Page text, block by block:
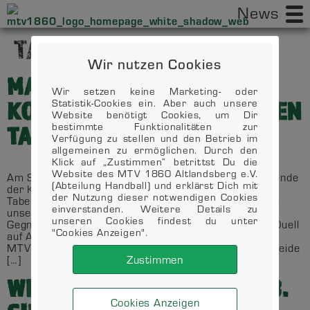
News
TAG:
MANGELNDE
KOMMUNIKATION GEGEN DEN
TABELLENFÜHRER
Am Samstag den 17.02.2024 ging es in die dritte Runde
der Kreisliga C-West. Zum Start trafen wir auf den
Tabellenführer aus Grünheide.Nach einem guten Start
unsererseits und einer ernüchternden Wurfquote der
Gegner gelang es uns bis zu der 17. Spielminute ein Duell
auf Augenhöhe zu gestalten (GSV 13:12
MTV).Anschließend gelang es den Gegnern aus Grünheide
[…]
WEIBLICHE C-JUGEND MIT 3.
Wir nutzen Cookies
Wir setzen keine Marketing- oder
Statistik-Cookies ein. Aber auch unsere
Website benötigt Cookies, um Dir
bestimmte Funktionalitäten zur
Verfügung zu stellen und den Betrieb im
allgemeinen zu ermöglichen. Durch den
Klick auf „Zustimmen“ betrittst Du die
Website des MTV 1860 Altlandsberg e.V.
(Abteilung Handball) und erklärst Dich mit
der Nutzung dieser notwendigen Cookies
einverstanden. Weitere Details zu
unseren Cookies findest du unter
"Cookies Anzeigen".
Cookies Anzeigen
Zustimmen